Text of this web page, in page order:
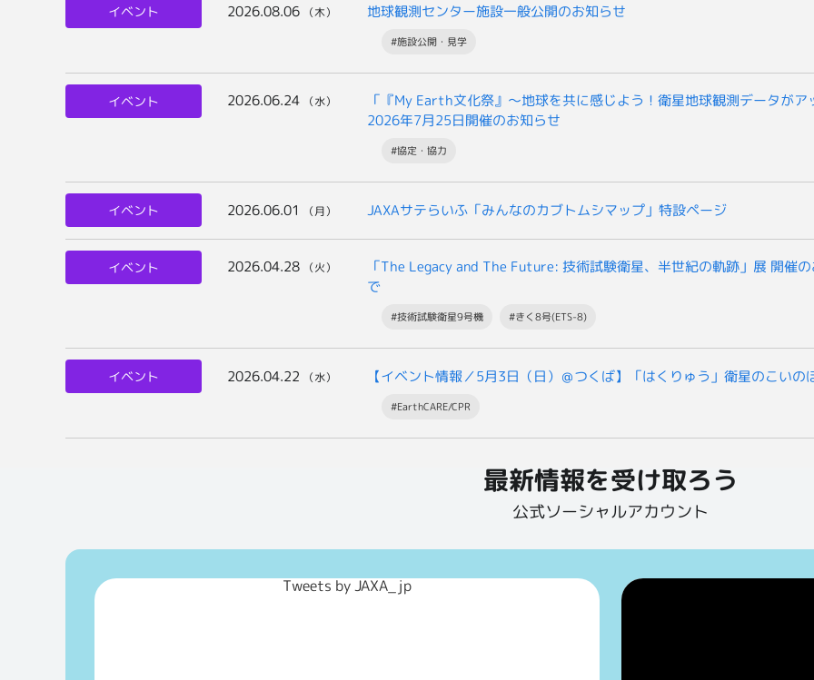
イベント 2026.08.06 （木） 地球観測センター施設一般公開のお知らせ
#施設公開・見学
イベント 2026.06.24 （水）
「『My Earth文化祭』～地球を共に感じよう！衛星地球観測データが
2026年7月25日開催のお知らせ
#協定・協力
イベント 2026.06.01 （月） JAXAサテらいふ「みんなのカブトムシマップ」特設ページ
イベント 2026.04.28 （火）
「The Legacy and The Future: 技術試験衛星、半世紀の軌跡」展 開催
で
#技術試験衛星9号機 #きく8号(ETS-8)
イベント 2026.04.22 （水） 【イベント情報／5月3日（日）＠つくば】「はくりゅう」衛星のこい
#EarthCARE/CPR
最新情報を受け取ろう
公式ソーシャルアカウント
Tweets by JAXA_jp